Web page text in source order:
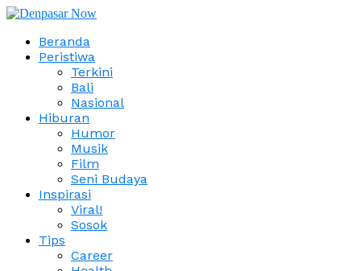
Beranda
Peristiwa
Terkini
Bali
Nasional
Hiburan
Humor
Musik
Film
Seni Budaya
Inspirasi
Viral!
Sosok
Tips
Career